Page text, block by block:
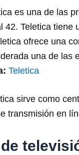
es una de las
42. Teletica
ofrece una
una de las
Teletica
sirve como
transmisión en